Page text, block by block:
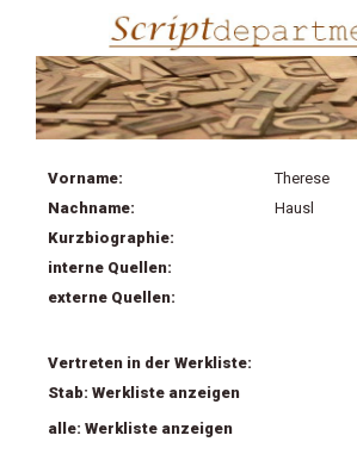
Vorname:
Therese
Nachname:
Hausl
Kurzbiographie:
interne Quellen:
externe Quellen:
Vertreten in der Werkliste:
Stab: Werkliste anzeigen
alle: Werkliste anzeigen